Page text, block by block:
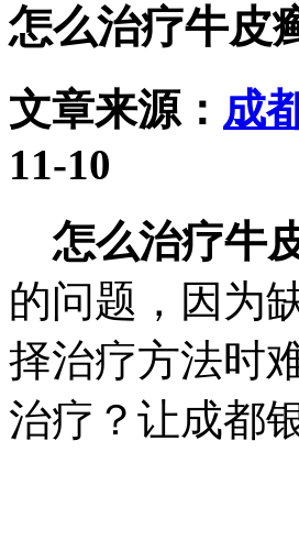
怎么治疗牛皮
文章来源： 成
11-10
怎么治疗牛
的问题，因为
择治疗方法时
治疗？让成都